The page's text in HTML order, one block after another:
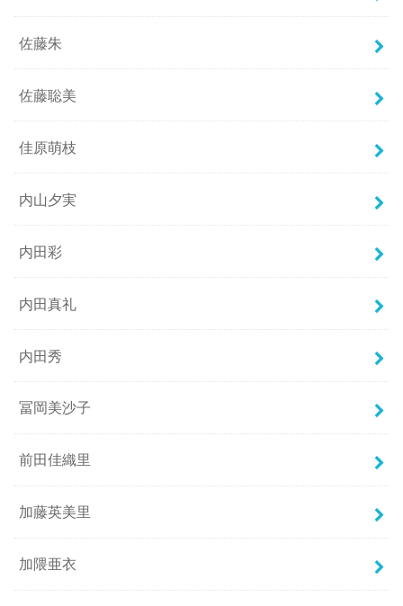
佐藤朱
佐藤聡美
佳原萌枝
内山夕実
内田彩
内田真礼
内田秀
冨岡美沙子
前田佳織里
加藤英美里
加隈亜衣